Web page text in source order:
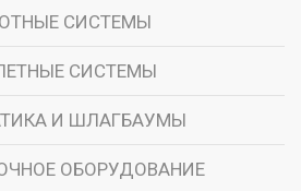
СИСТЕМЫ
СИСТЕМЫ
И ШЛАГБАУМЫ
ОБОРУДОВАНИЕ